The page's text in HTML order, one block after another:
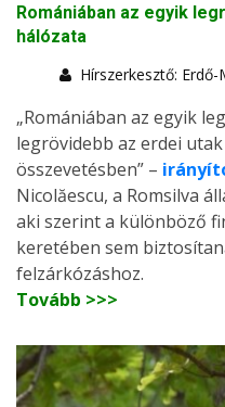
Romániában az egyik
hálózata
Hírszerkesztő: Erdő-
„Romániában az egyik
legrövidebb az erdei
összevetésben” –
Nicolăescu, a Romsilva
aki szerint a különböző
keretében sem
felzárkózáshoz.
Tovább >>>